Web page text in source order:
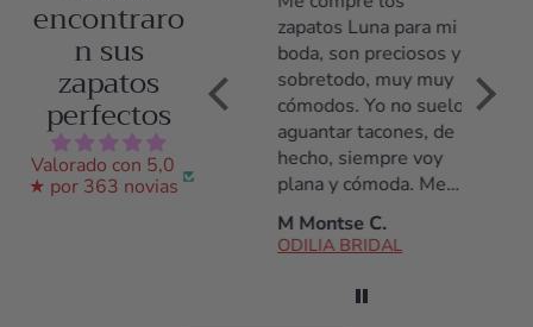
encontraro
n sus
zapatos
perfectos
Valorado con 5,0
★ por 363 novias
Llevé los zapatos el
día entero y estuve
cómoda desde el
primer momento
hasta el último. Los
había llevado
solamente durante
zapatos Luna para mi
boda, son preciosos y
sobretodo, muy muy
cómodos. Yo no suelo
aguantar tacones, de
hecho, siempre voy
plana y cómoda. Me
daba miedo no
aguantarlos pero son
aguanté todo el día!
M Montse C.
ODILIA BRIDAL
poco